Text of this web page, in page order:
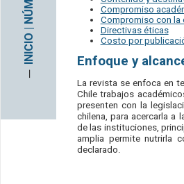
─
INICIO | NÚM. 47
Compromiso
Compromiso con
Directivas éticas
Costo por
Enfoque y
La revista se enfoca en
Chile trabajos
presenten con la
chilena, para acercarla a
de las instituciones,
amplia permite nutrirla
declarado.